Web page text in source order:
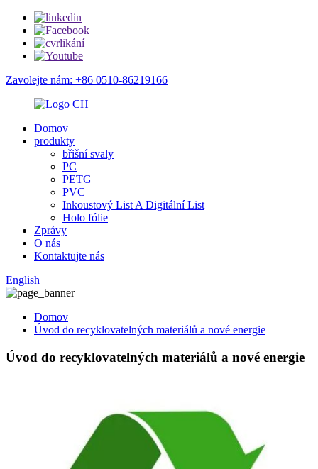
Zavolejte nám: +86 0510-86219166
Domov
produkty
břišní svaly
PC
PETG
PVC
Inkoustový List A Digitální List
Holo fólie
Zprávy
O nás
Kontaktujte nás
English
Domov
Úvod do recyklovatelných materiálů a nové energie
Úvod do recyklovatelných materiálů a nové energie